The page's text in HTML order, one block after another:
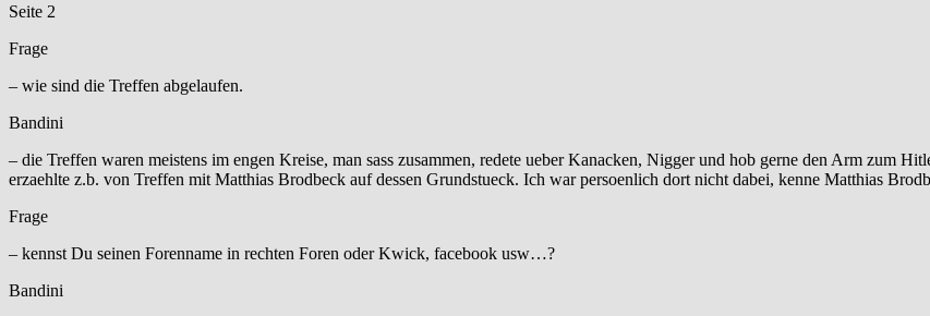
Seite 2
Frage
– wie sind die Treffen abgelaufen.
Bandini
– die Treffen waren meistens im engen Kreise, man sass zusammen, redete ueber Kanacken, Nigger und hob gerne den Arm zum
erzaehlte z.b. von Treffen mit Matthias Brodbeck auf dessen Grundstueck. Ich war persoenlich dort nicht dabei, kenne Matthias
Frage
– kennst Du seinen Forenname in rechten Foren oder Kwick, facebook usw…?
Bandini